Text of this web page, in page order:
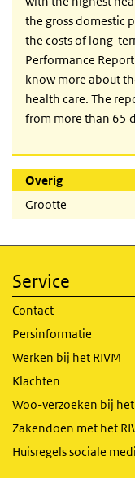
the gross domestic
the costs of long-
Performance
know more about
health care. The
from more than 65
Overig
Grootte
Service
Contact
Persinformatie
Werken bij het RIVM
Klachten
Woo-verzoeken bij het
Zakendoen met het
Huisregels sociale